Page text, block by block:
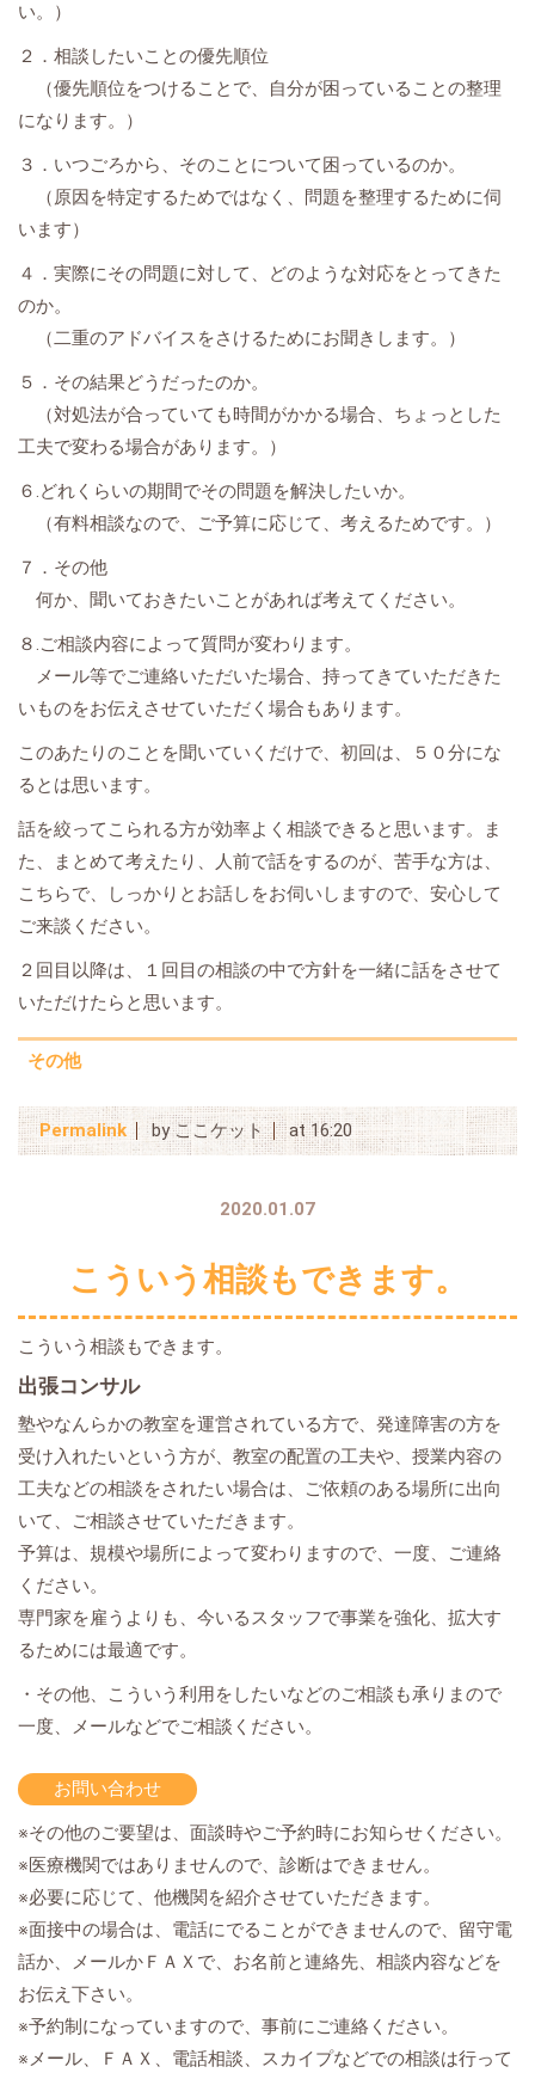
い。）
２．相談したいことの優先順位
（優先順位をつけることで、自分が困っていることの整理
になります。）
３．いつごろから、そのことについて困っているのか。
（原因を特定するためではなく、問題を整理するために伺
います）
４．実際にその問題に対して、どのような対応をとってきた
のか。
（二重のアドバイスをさけるためにお聞きします。）
５．その結果どうだったのか。
（対処法が合っていても時間がかかる場合、ちょっとした
工夫で変わる場合があります。）
６.どれくらいの期間でその問題を解決したいか。
（有料相談なので、ご予算に応じて、考えるためです。）
７．その他
何か、聞いておきたいことがあれば考えてください。
８.ご相談内容によって質問が変わります。
メール等でご連絡いただいた場合、持ってきていただきた
いものをお伝えさせていただく場合もあります。
このあたりのことを聞いていくだけで、初回は、５０分にな
るとは思います。
話を絞ってこられる方が効率よく相談できると思います。ま
た、まとめて考えたり、人前で話をするのが、苦手な方は、
こちらで、しっかりとお話しをお伺いしますので、安心して
ご来談ください。
２回目以降は、１回目の相談の中で方針を一緒に話をさせて
いただけたらと思います。
その他
Permalink by ここケット at 16:20
2020.01.07
こういう相談もできます。
こういう相談もできます。
出張コンサル
塾やなんらかの教室を運営されている方で、発達障害の方を
受け入れたいという方が、教室の配置の工夫や、授業内容の
工夫などの相談をされたい場合は、ご依頼のある場所に出向
いて、ご相談させていただきます。
予算は、規模や場所によって変わりますので、一度、ご連絡
ください。
専門家を雇うよりも、今いるスタッフで事業を強化、拡大す
るためには最適です。
・その他、こういう利用をしたいなどのご相談も承りまので
一度、メールなどでご相談ください。
お問い合わせ
※その他のご要望は、面談時やご予約時にお知らせください。
※医療機関ではありませんので、診断はできません。
※必要に応じて、他機関を紹介させていただきます。
※面接中の場合は、電話にでることができませんので、留守電
話か、メールかＦＡＸで、お名前と連絡先、相談内容などを
お伝え下さい。
※予約制になっていますので、事前にご連絡ください。
※メール、ＦＡＸ、電話相談、スカイプなどでの相談は行って